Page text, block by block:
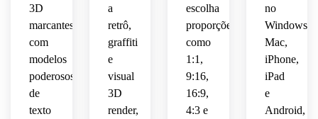
paleta
prata-
elegante
de
beleza
com
energia
alegre
Mantenha
composição
brilho
realista
de
e
contraste
3D
marcantes
com
modelos
poderosos
de
texto
a
retrô,
graffiti
e
visual
3D
render,
escolha
proporções
como
1:1,
9:16,
16:9,
4:3 e
no
Windows,
Mac,
iPhone,
iPad
e
Android,